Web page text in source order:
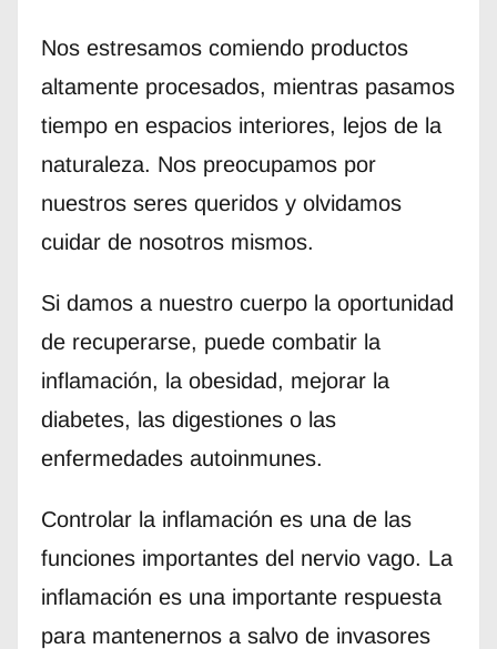
Nos estresamos comiendo productos
altamente procesados, mientras pasamos
tiempo en espacios interiores, lejos de la
naturaleza. Nos preocupamos por
nuestros seres queridos y olvidamos
cuidar de nosotros mismos.
Si damos a nuestro cuerpo la oportunidad
de recuperarse, puede combatir la
inflamación, la obesidad, mejorar la
diabetes, las digestiones o las
enfermedades autoinmunes.
Controlar la inflamación es una de las
funciones importantes del nervio vago. La
inflamación es una importante respuesta
para mantenernos a salvo de invasores